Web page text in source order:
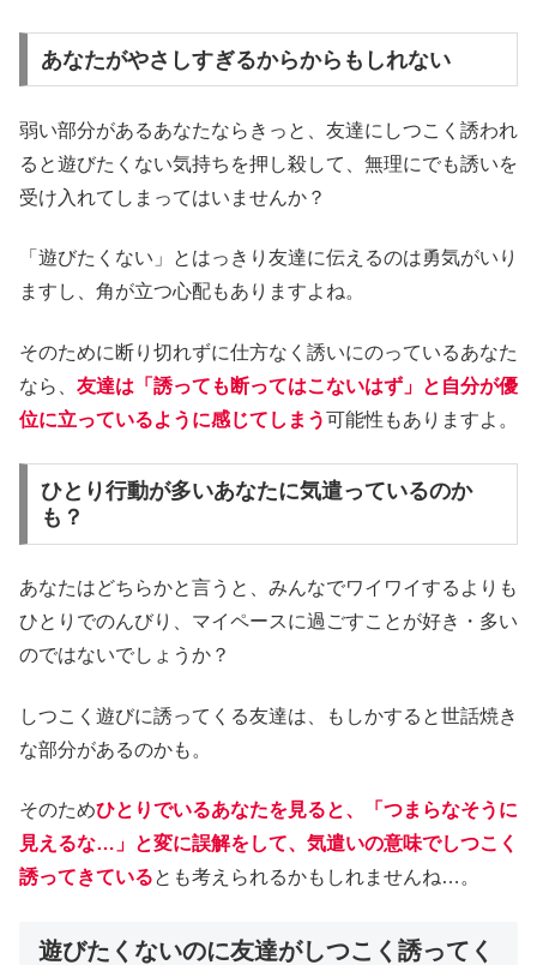
あなたがやさしすぎるからからもしれない
弱い部分があるあなたならきっと、友達にしつこく誘われ
ると遊びたくない気持ちを押し殺して、無理にでも誘いを
受け入れてしまってはいませんか？
「遊びたくない」とはっきり友達に伝えるのは勇気がいり
ますし、角が立つ心配もありますよね。
そのために断り切れずに仕方なく誘いにのっているあなた
なら、 友達は「誘っても断ってはこないはず」と自分が優
位に立っているように感じてしまう可能性もありますよ。
ひとり行動が多いあなたに気遣っているのか
も？
あなたはどちらかと言うと、みんなでワイワイするよりも
ひとりでのんびり、マイペースに過ごすことが好き・多い
のではないでしょうか？
しつこく遊びに誘ってくる友達は、もしかすると世話焼き
な部分があるのかも。
そのためひとりでいるあなたを見ると、「つまらなそうに
見えるな…」と変に誤解をして、気遣いの意味でしつこく
誘ってきているとも考えられるかもしれませんね…。
遊びたくないのに友達がしつこく誘ってく